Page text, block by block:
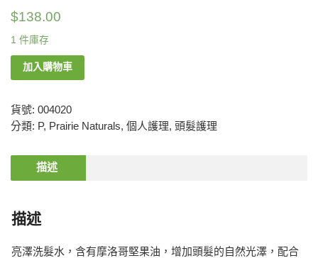
$138.00
1 件庫存
加入購物車
貨號: 004020
分類: P, Prairie Naturals, 個人護理, 頭髮護理
描述
描述
亮澤洗髮水，含有摩洛哥堅果油，增加頭髮的自然光澤，配合